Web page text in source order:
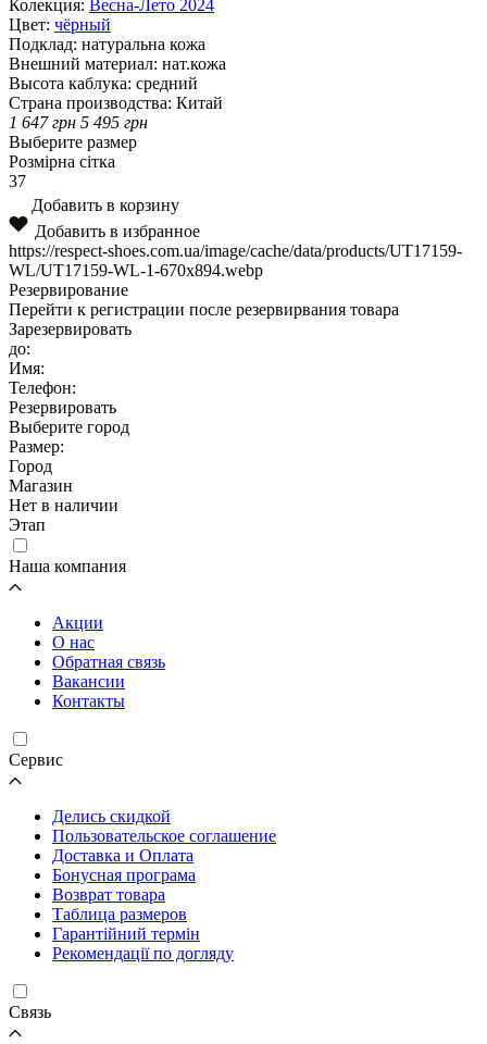
Колекция: Весна-Лето 2024
Цвет: чёрный
Подклад: натуральна кожа
Внешний материал: нат.кожа
Высота каблука: средний
Страна производства: Китай
1 647грн 5 495 грн
Выберите размер
Розмірна сітка
37
Добавить в корзину
Добавить в избранное
https://respect-shoes.com.ua/image/cache/data/products/UT17159-
WL/UT17159-WL-1-670x894.webp
Резервирование
Перейти к регистрации после резервирвания товара
Зарезервировать
до:
Имя:
Телефон:
Резервировать
Выберите город
Размер:
Город
Магазин
Нет в наличии
Этап
Наша компания
Акции
О нас
Обратная связь
Вакансии
Контакты
Cервис
Делись скидкой
Пользовательское соглашение
Доставка и Оплата
Бонусная програма
Возврат товара
Таблица размеров
Гарантійний термін
Рекомендації по догляду
Связь